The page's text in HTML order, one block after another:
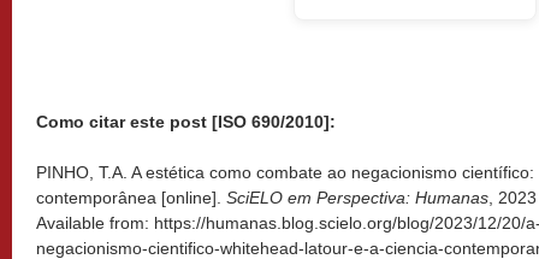
Como citar este post [ISO 690/2010]:
PINHO, T.A. A estética como combate ao negacionismo
contemporânea [online]. SciELO em Perspectiva: Humanas,
Available from: https://humanas.blog.scielo.org/blog/2023/12/20/
negacionismo-cientifico-whitehead-latour-e-a-ciencia-